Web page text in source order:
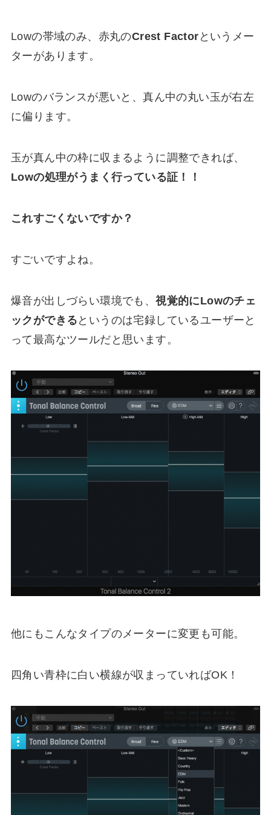
Lowの帯域のみ、赤丸のCrest Factor というメー
ターがあります。
Lowのバランスが悪いと、真ん中の丸い玉が右左
に偏ります。
玉が真ん中の枠に収まるように調整できれば、
Lowの処理がうまく行っている証！！
これすごくないですか？
すごいですよね。
爆音が出しづらい環境でも、視覚的にLowのチェ
ックができる というのは宅録しているユーザーと
って最高なツールだと思います。
他にもこんなタイプのメーターに変更も可能。
四角い青枠に白い横線が収まっていればOK！